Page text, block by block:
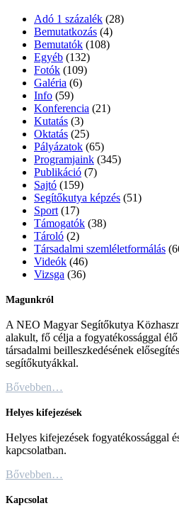
Adó 1 százalék (28)
Bemutatkozás (4)
Bemutatók (108)
Egyéb (132)
Fotók (109)
Galéria (6)
Info (59)
Konferencia (21)
Kutatás (3)
Oktatás (25)
Pályázatok (65)
Programjaink (345)
Publikáció (7)
Sajtó (159)
Segítőkutya képzés (51)
Sport (17)
Támogatók (38)
Tároló (2)
Társadalmi szemléletformálás
Videók (46)
Vizsga (36)
Magunkról
A NEO Magyar Segítőkutya
alakult, fő célja a fogyatékossággal
társadalmi beilleszkedésének
segítőkutyákkal.
Bővebben…
Helyes kifejezések
Helyes kifejezések fogyatékossággal
kapcsolatban.
Bővebben…
Kapcsolat